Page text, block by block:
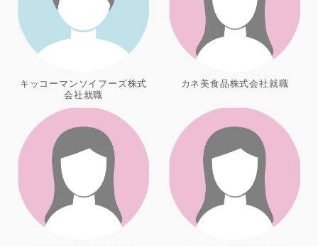
キッコーマンソイフーズ株式
会社就職
カネ美食品株式会社就職